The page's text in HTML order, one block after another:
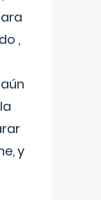
,
y